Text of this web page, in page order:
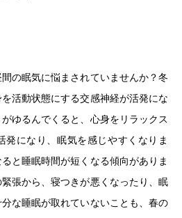
の眠気に悩まされていませんか？冬
活動状態にする交感神経が活発にな
ゆるんでくると、心身をリラックス
発になり、眠気を感じやすくなりま
と睡眠時間が短くなる傾向がありま
張から、寝つきが悪くなったり、眠
な睡眠が取れていないことも、春の